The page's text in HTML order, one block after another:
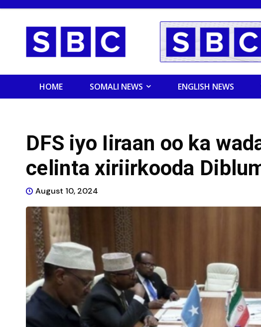
HOME SOMALI NEWS ENGLISH NEWS
DFS iyo Iiraan oo ka
celinta xiriirkooda
August 10, 2024